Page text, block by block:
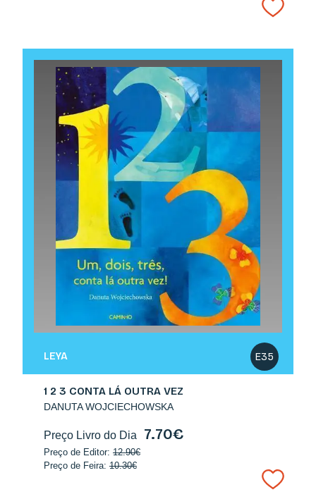
E35
LEYA
1 2 3 CONTA LÁ OUTRA VEZ
DANUTA WOJCIECHOWSKA
Preço Livro do Dia 7.70€
Preço de Editor: 12.90€
Preço de Feira: 10.30€